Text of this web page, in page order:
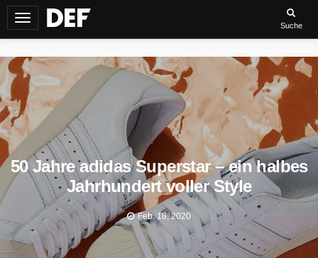
Navigation
umschalten
Suche
50 Jahre adidas Superstar – ein halbes
Jahrhundert voller Style
Feb. 18, 2020